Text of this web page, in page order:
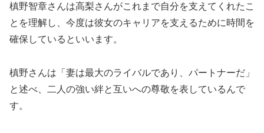
槙野智章さんは高梨さんがこれまで自分を支えてくれたこ
とを理解し、今度は彼女のキャリアを支えるために時間を
確保しているといいます。
槙野さんは「妻は最大のライバルであり、パートナーだ」
と述べ、二人の強い絆と互いへの尊敬を表しているんで
す。